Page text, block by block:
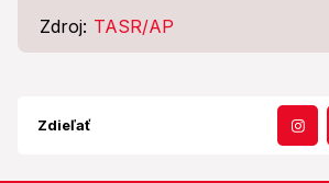
Zdroj: TASR/AP
Zdieľať